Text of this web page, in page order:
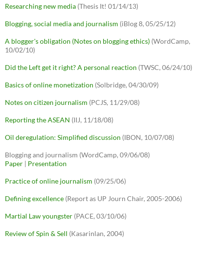
Researching new media (Thesis It! 01/14/13)
Blogging, social media and journalism (iBlog 8, 05/25/12)
A blogger's obligation (Notes on blogging ethics) (WordCamp,
10/02/10)
Did the Left get it right? A personal reaction (TWSC, 06/24/10)
Basics of online monetization (Solbridge, 04/30/09)
Notes on citizen journalism (PCJS, 11/29/08)
Reporting the ASEAN (IIJ, 11/18/08)
Oil deregulation: Simplified discussion (IBON, 10/07/08)
Blogging and journalism (WordCamp, 09/06/08)
Paper | Presentation
Practice of online journalism (09/25/06)
Defining excellence (Report as UP Journ Chair, 2005-2006)
Martial Law youngster (PACE, 03/10/06)
Review of Spin & Sell (Kasarinlan, 2004)